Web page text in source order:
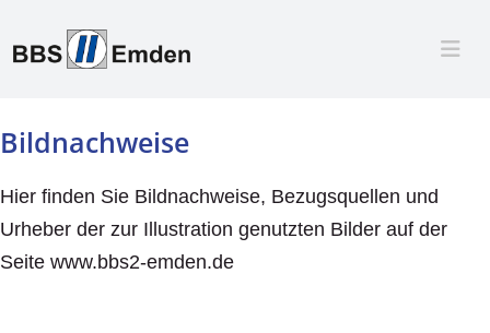
Bildnachweise
Hier finden Sie Bildnachweise, Bezugsquellen und
Urheber der zur Illustration genutzten Bilder auf der
Seite www.bbs2-emden.de